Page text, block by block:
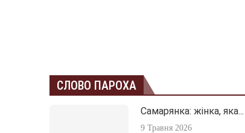
СЛОВО ПАРОХА
Самарянка: жінка, яка...
9 Травня 2026